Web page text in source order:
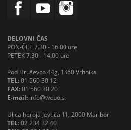
DELOVNI ČAS
PON-ČET 7.30 - 16.00 ure
PETEK 7.30 - 14.00 ure
Pod Hruševco 44g, 1360 Vrhnika
TEL:01 560 30 12
FAX:01 560 30 20
E-mail: info@webo.si
Ulica heroja Jevtiča 11, 2000 Maribor
TEL:02 234 32 40